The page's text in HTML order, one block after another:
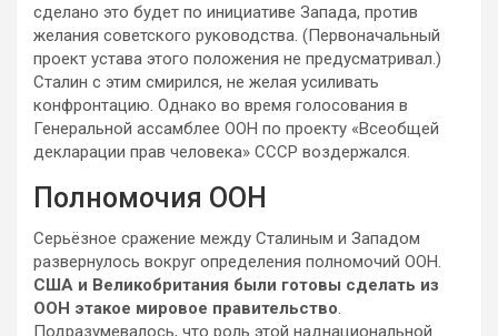
сделано это будет по инициативе Запада, против
желания советского руководства. (Первоначальный
проект устава этого положения не предусматривал.)
Сталин с этим смирился, не желая усиливать
конфронтацию. Однако во время голосования в
Генеральной ассамблее ООН по проекту «Всеобщей
декларации прав человека» СССР воздержался.
Полномочия ООН
Серьёзное сражение между Сталиным и Западом
развернулось вокруг определения полномочий ООН.
США и Великобритания были готовы сделать из
ООН этакое мировое правительство.
Подразумевалось, что роль этой наднациональной